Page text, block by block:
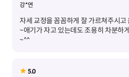
강*연
자세 교정을 꼼꼼하게 잘 가르쳐주시
~애기가 자고 있는데도 조용히 차분하
~^^
5.0